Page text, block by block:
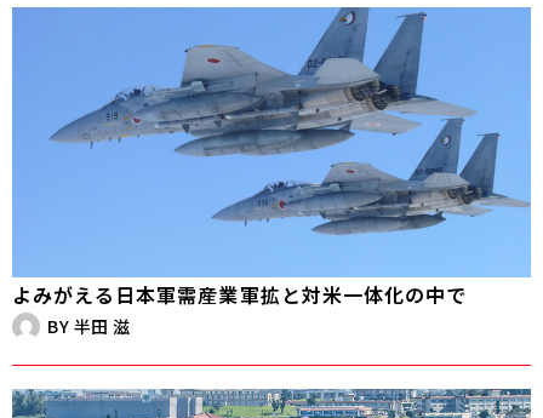
よみがえる日本軍需産業――軍拡と対米一体化の中で
BY 半田 滋